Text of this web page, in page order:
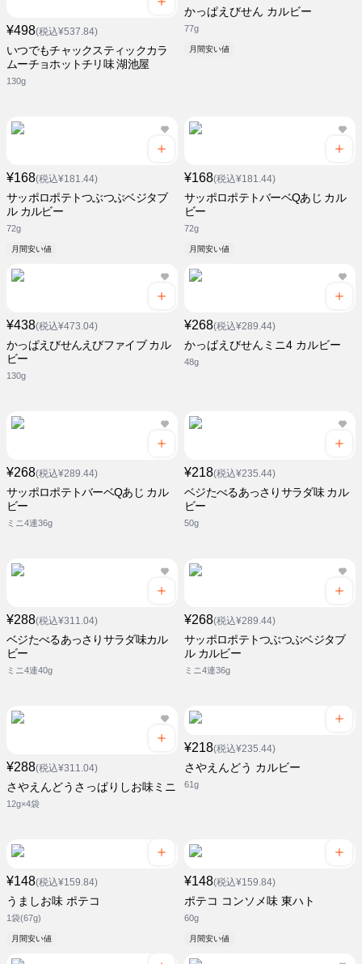
¥498(税込¥537.84)
いつでもチャックスティックカラ
ムーチョホットチリ味 湖池屋
130g
かっぱえびせん カルビー
77g
月間安い値
¥168(税込¥181.44)
サッポロポテトつぶつぶベジタブ
ル カルビー
72g
月間安い値
¥168(税込¥181.44)
サッポロポテトバーベQあじ カル
ビー
72g
月間安い値
¥438(税込¥473.04)
かっぱえびせんえびファイブ カル
ビー
130g
¥268(税込¥289.44)
かっぱえびせんミニ4 カルビー
48g
¥268(税込¥289.44)
サッポロポテトバーベQあじ カル
ビー
ミニ4連36g
¥218(税込¥235.44)
ベジたべるあっさりサラダ味 カル
ビー
50g
¥288(税込¥311.04)
ベジたべるあっさりサラダ味カル
ビー
ミニ4連40g
¥268(税込¥289.44)
サッポロポテトつぶつぶベジタブ
ル カルビー
ミニ4連36g
¥288(税込¥311.04)
さやえんどうさっぱりしお味ミニ
12g×4袋
¥218(税込¥235.44)
さやえんどう カルビー
61g
¥148(税込¥159.84)
うましお味 ポテコ
1袋(67g)
月間安い値
¥148(税込¥159.84)
ポテコ コンソメ味 東ハト
60g
月間安い値